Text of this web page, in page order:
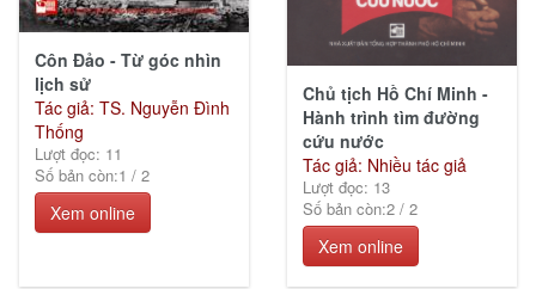
Côn Đảo - Từ góc nhìn
lịch sử
Tác giả: TS. Nguyễn Đình
Thống
Lượt đọc: 11
Số bản còn:1 /2
Xem online
Chủ tịch Hồ Chí Minh -
Hành trình tìm đường
cứu nước
Tác giả: Nhiều tác giả
Lượt đọc: 13
Số bản còn:2/2
Xem online